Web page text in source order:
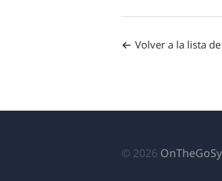
Volver a la lista
© 2026